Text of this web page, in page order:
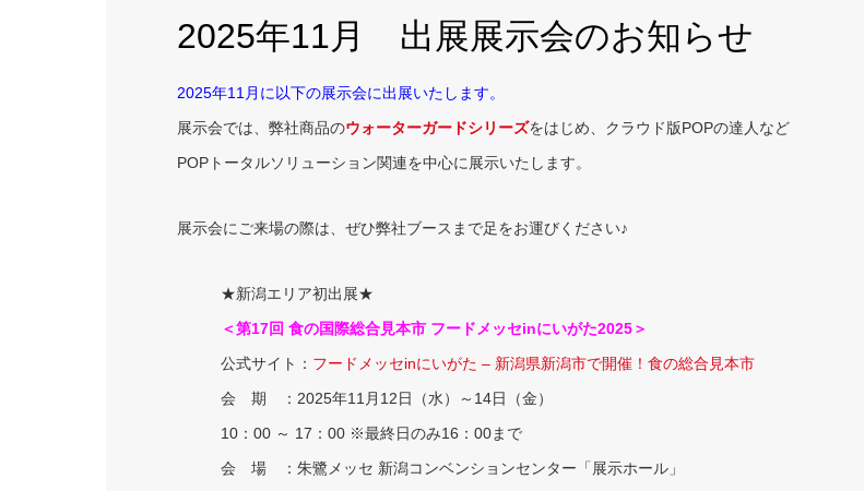
2025年11月 出展展示会のお知らせ
2025年11月に以下の展示会に出展いたします。
展示会では、弊社商品のウォーターガードシリーズをはじめ、クラウド版POPの達人など
POPトータルソリューション関連を中心に展示いたします。
展示会にご来場の際は、ぜひ弊社ブースまで足をお運びください♪
★新潟エリア初出展★
＜第17回 食の国際総合見本市 フードメッセinにいがた2025＞
公式サイト： フードメッセinにいがた – 新潟県新潟市で開催！食の総合見本市
会 期 ：2025年11月12日（水）～14日（金）
10：00 ～ 17：00 ※最終日のみ16：00まで
会 場 ：朱鷺メッセ 新潟コンベンションセンター「展示ホール」